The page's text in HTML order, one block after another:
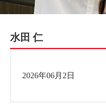
水田 仁
2026年06月2日